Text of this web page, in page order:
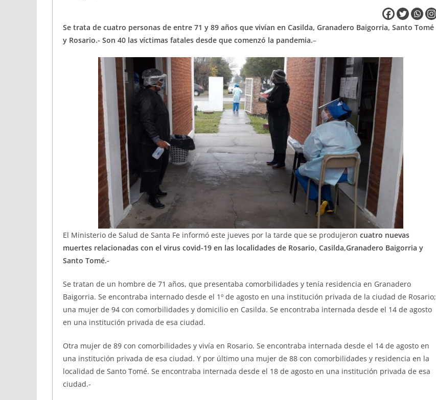
Se trata de cuatro personas de entre 71 y 89 años que vivían en Casilda, Granadero Baigorria, Santo Tomé
y Rosario.- Son 40 las víctimas fatales desde que comenzó la pandemia.–
El Ministerio de Salud de Santa Fe informó este jueves por la tarde que se produjeron cuatro nuevas
muertes relacionadas con el virus covid-19 en las localidades de Rosario, Casilda,Granadero Baigorria y
Santo Tomé.-
Se tratan de un hombre de 71 años, que presentaba comorbilidades y tenía residencia en Granadero
Baigorria. Se encontraba internado desde el 1º de agosto en una institución privada de la ciudad de Rosario;
una mujer de 94 con comorbilidades y domicilio en Casilda. Se encontraba internada desde el 14 de agosto
en una institución privada de esa ciudad.
Otra mujer de 89 con comorbilidades y vivía en Rosario. Se encontraba internada desde el 14 de agosto en
una institución privada de esa ciudad. Y por último una mujer de 88 con comorbilidades y residencia en la
localidad de Santo Tomé. Se encontraba internada desde el 18 de agosto en una institución privada de esa
ciudad.-